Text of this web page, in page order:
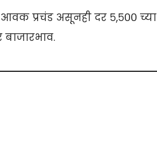
प्रचंड असूनही दर ५,५०० च्या